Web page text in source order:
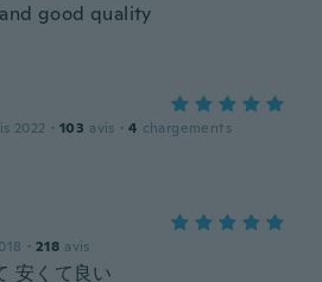
good quality
2022 · 103 avis · 4 chargements
· 218 avis
安くて良い